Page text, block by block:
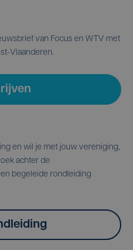
van Focus en WTV met
Vlaanderen.
en wil je met jouw vereniging,
achter de
begeleide rondleiding